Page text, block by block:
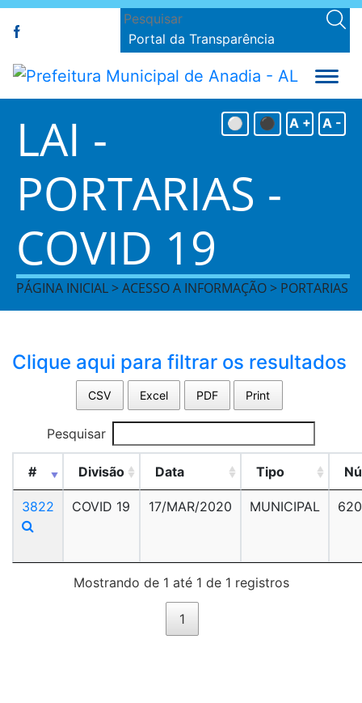
Portal da Transparência
LAI -
PORTARIAS -
COVID 19
PÁGINA INICIAL > ACESSO A INFORMAÇÃO > PORTARIAS
A -
A +
⚫
⚪
Clique aqui para filtrar os resultados
CSV Excel PDF Print
Pesquisar
# Divisão Data Tipo
3822 COVID 19 17/MAR/2020 MUNICIPAL
Mostrando de 1 até 1 de 1 registros
1